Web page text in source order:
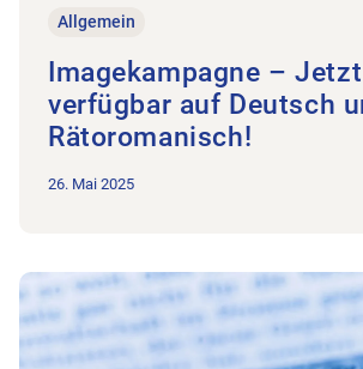
Allgemein
Imagekampagne – Jetzt
verfügbar auf Deutsch
Rätoromanisch!
26. Mai 2025
Zum Beitrag Information zum neuen